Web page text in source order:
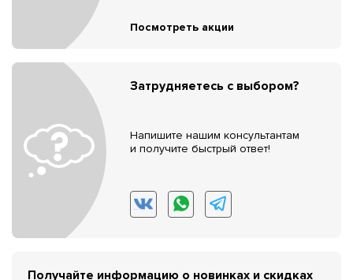
Посмотреть акции
Затрудняетесь с выбором?
Напишите нашим консультантам
и получите быстрый ответ!
Получайте информацию о новинках и скидках